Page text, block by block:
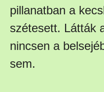
pillanatban a
szétesett. Látták
nincsen a
sem.